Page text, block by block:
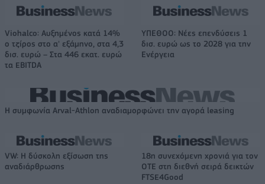
Viohalco: Αυξημένος κατά 14%
ο τζίρος στο α' εξάμηνο, στα 4,3
δισ. ευρώ – Στα 446 εκατ. ευρώ
τα EBITDA
ΥΠΕΘΟΟ: Νέες επενδύσεις 1
δισ. ευρώ ως το 2028 για την
Ενέργεια
Η συμφωνία Arval-Athlon αναδιαμορφώνει την αγορά leasing
VW: Η δύσκολη εξίσωση της
αναδιάρθρωσης
18η συνεχόμενη χρονιά για τον
ΟΤΕ στη διεθνή σειρά δεικτών
FTSE4Good